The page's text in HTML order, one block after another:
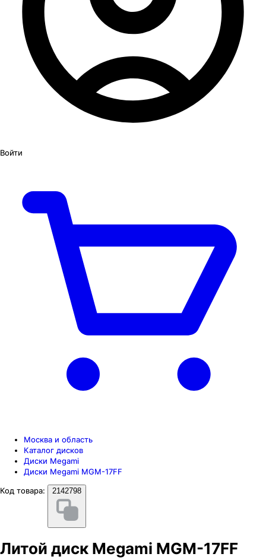
Войти
Москва и область
Каталог дисков
Диски Megami
Диски Megami MGM-17FF
Код товара:
2142798
Литой диск Megami MGM-17FF